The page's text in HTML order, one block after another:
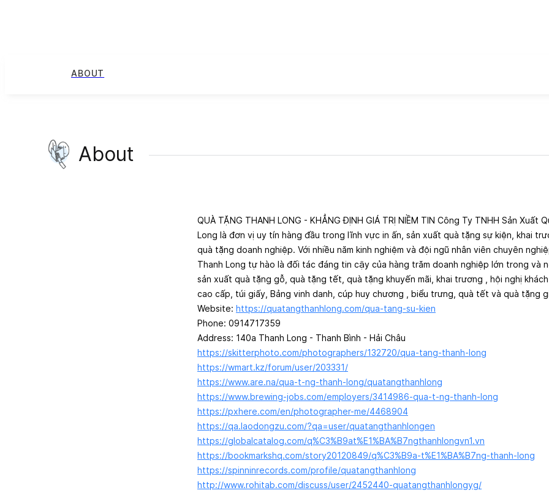
ABOUT
About
QUÀ TẶNG THANH LONG - KHẲNG ĐỊNH GIÁ TRỊ NIỀM TIN Công Ty TNHH Sản Xuất
Long là đơn vị uy tín hàng đầu trong lĩnh vực in ấn, sản xuất quà tặng sự kiện, khai
quà tặng doanh nghiệp. Với nhiều năm kinh nghiệm và đội ngũ nhân viên chuyên
Thanh Long tự hào là đối tác đáng tin cậy của hàng trăm doanh nghiệp lớn trong và
sản xuất quà tặng gỗ, quà tặng tết, quà tặng khuyến mãi, khai trương , hội nghị
cao cấp, túi giấy, Bảng vinh danh, cúp huy chương , biểu trưng, quà tết và quà tặng
Website: https://quatangthanhlong.com/qua-tang-su-kien
Phone: 0914717359
Address: 140a Thanh Long - Thanh Bình - Hải Châu
https://skitterphoto.com/photographers/132720/qua-tang-thanh-long
https://wmart.kz/forum/user/203331/
https://www.are.na/qua-t-ng-thanh-long/quatangthanhlong
https://www.brewing-jobs.com/employers/3414986-qua-t-ng-thanh-long
https://pxhere.com/en/photographer-me/4468904
https://qa.laodongzu.com/?qa=user/quatangthanhlongen
https://globalcatalog.com/q%C3%B9at%E1%BA%B7ngthanhlongvn1.vn
https://bookmarkshq.com/story20120849/q%C3%B9a-t%E1%BA%B7ng-thanh-long
https://spinninrecords.com/profile/quatangthanhlong
http://www.rohitab.com/discuss/user/2452440-quatangthanhlongyg/